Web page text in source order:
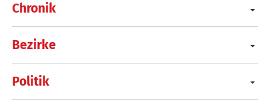
Chronik
Bezirke
Politik